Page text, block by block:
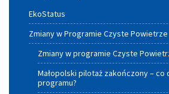
wody
czyste
powietrze
EkoStatus
Zmiany w Programie Czyste Powietrze
Zmiany w programie Czyste
Małopolski pilotaż zakończony –
programu?